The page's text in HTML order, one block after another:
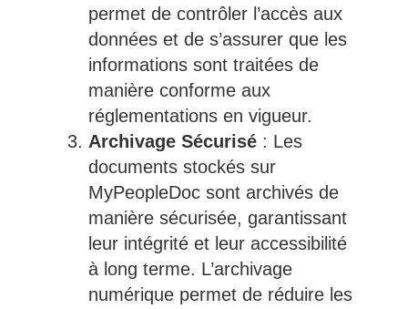
permet de contrôler l’accès aux
données et de s’assurer que les
informations sont traitées de
manière conforme aux
réglementations en vigueur.
Archivage Sécurisé: Les
documents stockés sur
MyPeopleDoc sont archivés de
manière sécurisée, garantissant
leur intégrité et leur accessibilité
à long terme. L’archivage
numérique permet de réduire les